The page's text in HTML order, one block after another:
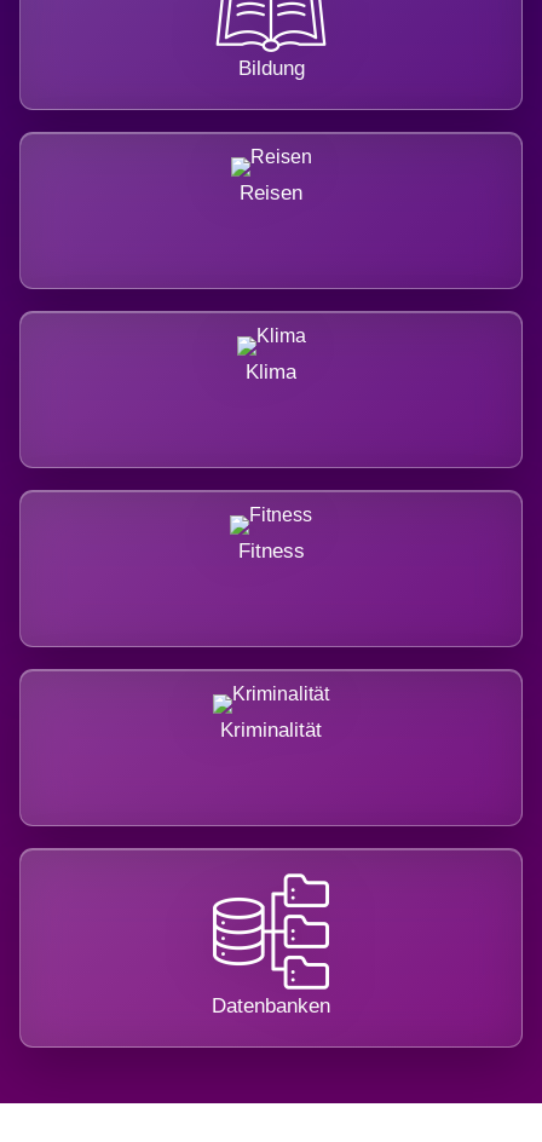
Bildung
Reisen
Klima
Fitness
Kriminalität
Datenbanken